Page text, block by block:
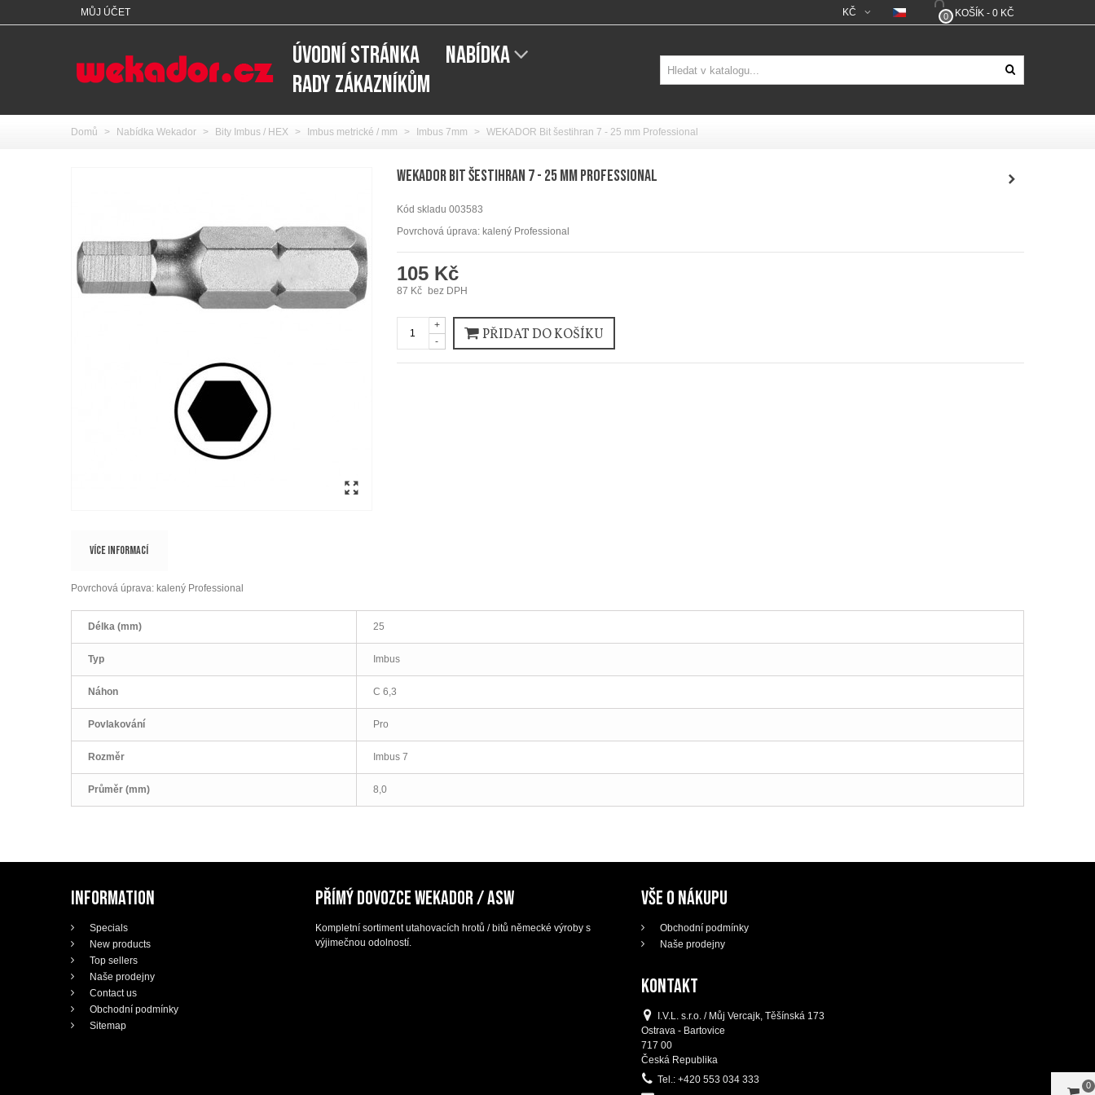
MŮJ ÚČET KČ 0 KOŠÍK - 0 KČ
ÚVODNÍ STRÁNKA
NABÍDKA
RADY ZÁKAZNÍKŮM
Domů > Nabídka Wekador > Bity Imbus / HEX > Imbus metrické / mm > Imbus 7mm > WEKADOR Bit šestihran 7 - 25 mm Professional
WEKADOR Bit šestihran 7 - 25 mm Professional
Kód skladu 003583
Povrchová úprava: kalený Professional
105 Kč
87 Kč bez DPH
-
+
PŘIDAT DO KOŠÍKU
VÍCE INFORMACÍ
Povrchová úprava: kalený Professional
Délka (mm) 25
Typ Imbus
Náhon C 6,3
Povlakování Pro
Rozměr Imbus 7
Průměr (mm) 8,0
INFORMATION
Specials
New products
Top sellers
Naše prodejny
Contact us
Obchodní podmínky
Sitemap
PŘÍMÝ DOVOZCE WEKADOR / ASW
Kompletní sortiment utahovacích hrotů / bitů německé výroby s
výjimečnou odolností.
VŠE O NÁKUPU
Obchodní podmínky
Naše prodejny
KONTAKT
I.V.L. s.r.o. / Můj Vercajk, Těšínská 173
Ostrava - Bartovice
717 00
Česká Republika
Tel.: +420 553 034 333
0